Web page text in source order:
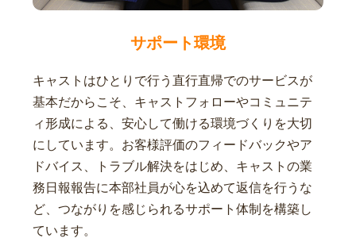
サポート環境
キャストはひとりで行う直行直帰でのサービスが
基本だからこそ、キャストフォローやコミュニテ
ィ形成による、安心して働ける環境づくりを大切
にしています。お客様評価のフィードバックやア
ドバイス、トラブル解決をはじめ、キャストの業
務日報報告に本部社員が心を込めて返信を行うな
ど、つながりを感じられるサポート体制を構築し
ています。